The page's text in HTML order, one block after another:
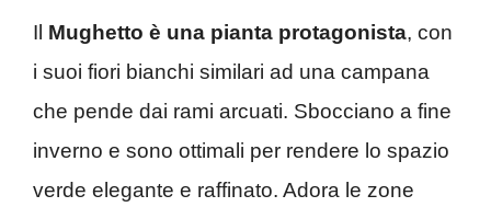
Il Mughetto è una pianta protagonista, con
i suoi fiori bianchi similari ad una campana
che pende dai rami arcuati. Sbocciano a fine
inverno e sono ottimali per rendere lo spazio
verde elegante e raffinato. Adora le zone